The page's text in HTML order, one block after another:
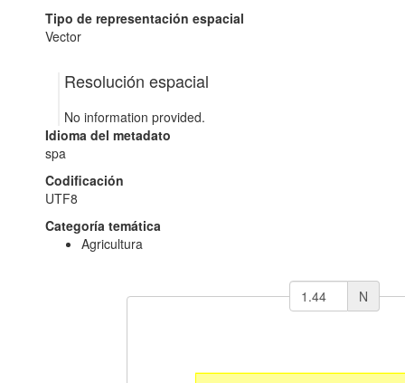
Tipo de representación espacial
Vector
Resolución espacial
No information provided.
Idioma del metadato
spa
Codificación
UTF8
Categoría temática
Agricultura
N